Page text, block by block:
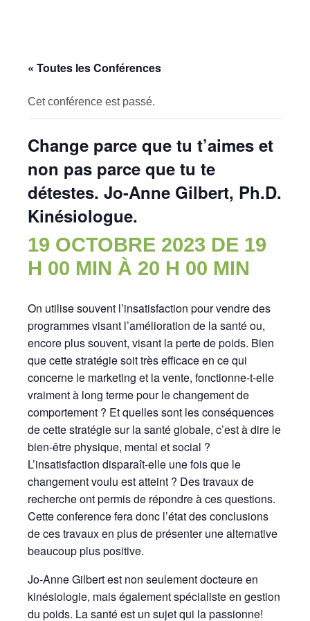
« Toutes les Conférences
Cet conférence est passé.
Change parce que tu t’aimes et
non pas parce que tu te
détestes. Jo-Anne Gilbert, Ph.D.
Kinésiologue.
19 OCTOBRE 2023 DE 19
H 00 MIN À 20 H 00 MIN
On utilise souvent l’insatisfaction pour vendre des
programmes visant l’amélioration de la santé ou,
encore plus souvent, visant la perte de poids. Bien
que cette stratégie soit très efficace en ce qui
concerne le marketing et la vente, fonctionne-t-elle
vraiment à long terme pour le changement de
comportement ? Et quelles sont les conséquences
de cette stratégie sur la santé globale, c’est à dire le
bien-être physique, mental et social ?
L’insatisfaction disparaît-elle une fois que le
changement voulu est atteint ? Des travaux de
recherche ont permis de répondre à ces questions.
Cette conference fera donc l’état des conclusions
de ces travaux en plus de présenter une alternative
beaucoup plus positive.
Jo-Anne Gilbert est non seulement docteure en
kinésiologie, mais également spécialiste en gestion
du poids. La santé est un sujet qui la passionne!